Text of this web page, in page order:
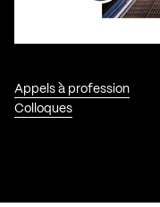
Appels à profession
Colloques